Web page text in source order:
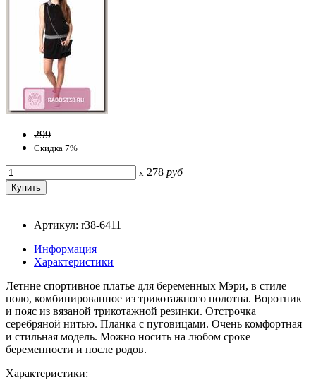
299
Скидка 7%
x 278 руб
Артикул: r38-6411
Информация
Характеристики
Летнне спортивное платье для беременных Мэри, в стиле
поло, комбинированное из трикотажного полотна. Воротник
и пояс из вязаной трикотажной резинки. Отстрочка
серебряной нитью. Планка с пуговицами. Очень комфортная
и стильная модель. Можно носить на любом сроке
беременности и после родов.
Характеристики: